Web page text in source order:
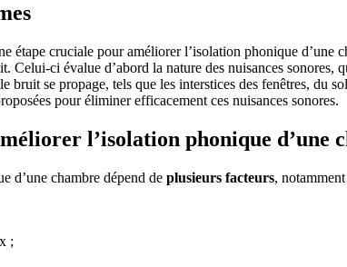
étape cruciale pour améliorer l’isolation phonique d’une
Celui-ci évalue d’abord la nature des nuisances sonores,
bruit se propage, tels que les interstices des fenêtres, du
pour éliminer efficacement ces nuisances sonores.
l’isolation phonique d’une
d’une chambre dépend de plusieurs facteurs, notamment
;